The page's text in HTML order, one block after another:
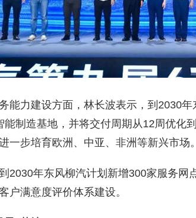
能力建设方面，林长波表示，到2030
能制造基地，并将交付周期从12周优化
一步培育欧洲、中亚、非洲等新兴市场。
2030年东风柳汽计划新增300家服务
户满意度评价体系建设。